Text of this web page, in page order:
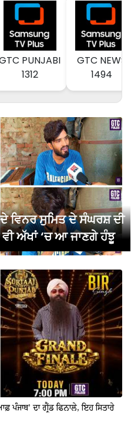
PUNJABI
1312
GTC NEWS
1494
ਵਿਨਰ ਸੁਮਿਤ ਦੇ ਸੰਘਰਸ਼ ਦੀ
ਅੱਖਾਂ ‘ਚ ਆ ਜਾਣਗੇ ਹੰਝੂ
ਪੰਜਾਬ’ ਦਾ ਗ੍ਰੈਂਡ ਫਿਨਾਲੇ, ਇਹ ਸਿਤਾਰੇ